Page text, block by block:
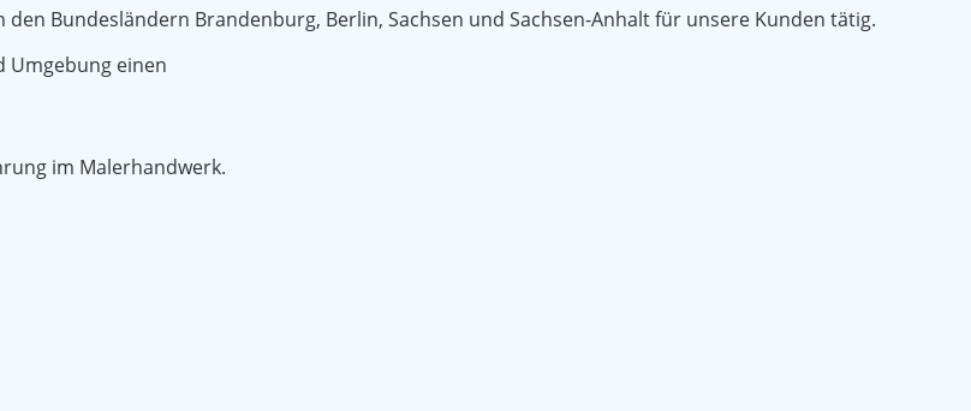
Bundesländern Brandenburg, Berlin, Sachsen und Sachsen-Anhalt für unsere Kunden tätig.
Umgebung einen
im Malerhandwerk.